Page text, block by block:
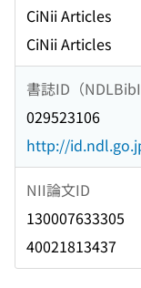
CiNii Articles
CiNii Articles
書誌ID（
029523106
http://
NII論文ID
130007633305
40021813437